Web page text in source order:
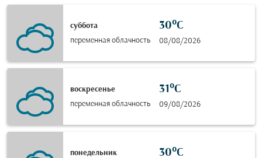
суббота
переменная облачность
30°C
08/08/2026
воскресенье
переменная облачность
31°C
09/08/2026
понедельник
30°C